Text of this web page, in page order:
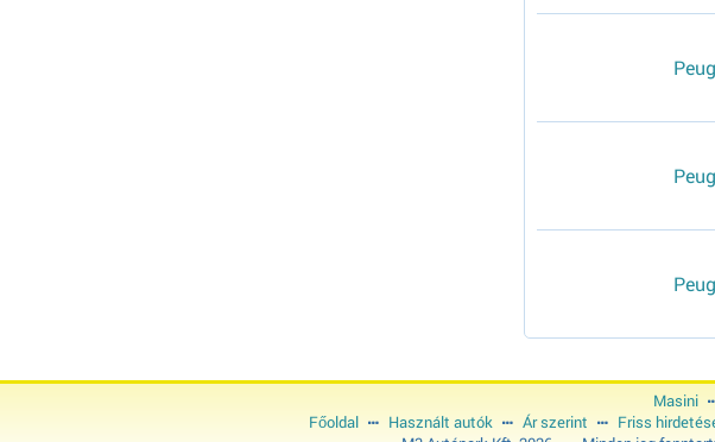
Masini
Főoldal
Használt autók Ár szerint Friss